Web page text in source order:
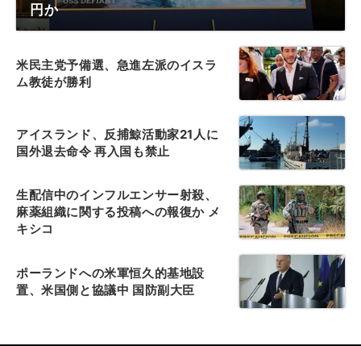
円か
米民主党予備選、急進左派のイスラ
ム教徒が勝利
アイスランド、反捕鯨活動家21人に
国外退去命令 再入国も禁止
生配信中のインフルエンサー射殺、
麻薬組織に関する投稿への報復か メ
キシコ
ポーランドへの米軍恒久的基地設
置、米国側と協議中 国防副大臣